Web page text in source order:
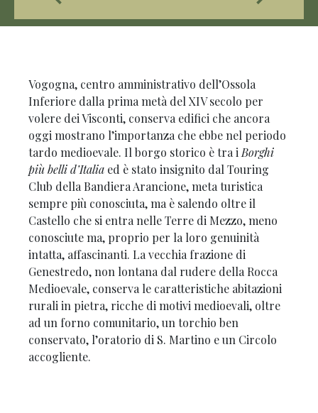
Vogogna, centro amministrativo dell’Ossola
Inferiore dalla prima metà del XIV secolo per
volere dei Visconti, conserva edifici che ancora
oggi mostrano l’importanza che ebbe nel periodo
tardo medioevale. Il borgo storico è tra iBorghi
più belli d’Italia ed è stato insignito dal Touring
Club della Bandiera Arancione, meta turistica
sempre più conosciuta, ma è salendo oltre il
Castello che si entra nelle Terre di Mezzo, meno
conosciute ma, proprio per la loro genuinità
intatta, affascinanti. La vecchia frazione di
Genestredo, non lontana dal rudere della Rocca
Medioevale, conserva le caratteristiche abitazioni
rurali in pietra, ricche di motivi medioevali, oltre
ad un forno comunitario, un torchio ben
conservato, l’oratorio di S. Martino e un Circolo
accogliente.